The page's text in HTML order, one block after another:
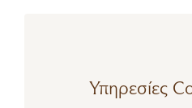
Υπηρεσίες